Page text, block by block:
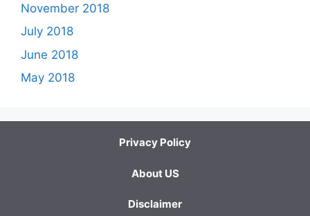
November 2018
July 2018
June 2018
May 2018
Privacy Policy
About US
Disclaimer